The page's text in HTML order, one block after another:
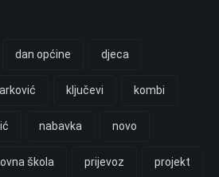
dan općine djeca
ključevi kombi
nabavka novo
škola prijevoz projekt